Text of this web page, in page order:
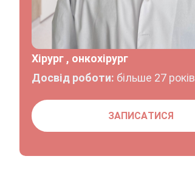
Хірург , онкохірург
Досвід роботи: більше 27 років
ЗАПИСАТИСЯ